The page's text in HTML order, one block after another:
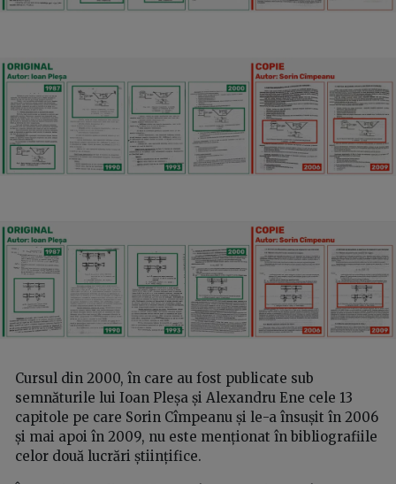
Cursul din 2000, în care au fost publicate sub
semnăturile lui Ioan Pleșa și Alexandru Ene cele 13
capitole pe care Sorin Cîmpeanu și le-a însușit în 2006
și mai apoi în 2009, nu este menționat în bibliografiile
celor două lucrări științifice.